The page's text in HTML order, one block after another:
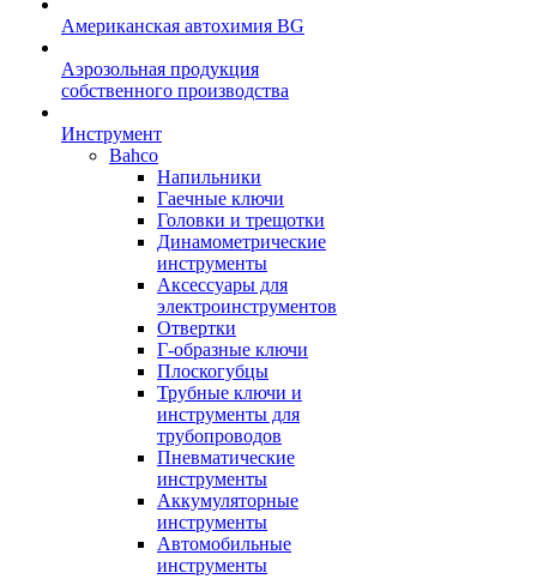
Американская автохимия BG
Аэрозольная продукция
собственного производства
Инструмент
Bahco
Напильники
Гаечные ключи
Головки и трещотки
Динамометрические
инструменты
Аксессуары для
электроинструментов
Отвертки
Г-образные ключи
Плоскогубцы
Трубные ключи и
инструменты для
трубопроводов
Пневматические
инструменты
Аккумуляторные
инструменты
Автомобильные
инструменты